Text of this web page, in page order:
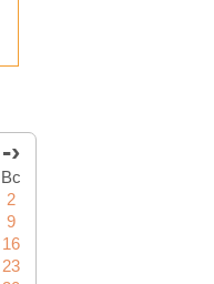
-›
Вс
2
9
16
23